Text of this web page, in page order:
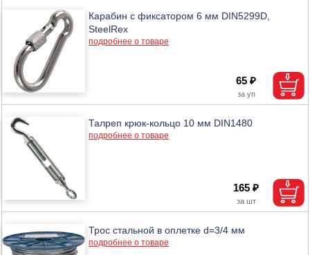
Карабин с фиксатором 6 мм DIN5299D,
SteelRex
подробнее о товаре
65 ₽
Талреп крюк-кольцо 10 мм DIN1480
подробнее о товаре
165 ₽
Трос стальной в оплетке d=3/4 мм
подробнее о товаре